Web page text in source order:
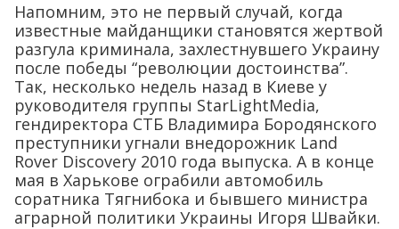
Напомним, это не первый случай, когда
известные майданщики становятся жертвой
разгула криминала, захлестнувшего Украину
после победы “революции достоинства”.
Так, несколько недель назад в Киеве у
руководителя группы StarLightMedia,
гендиректора СТБ Владимира Бородянского
преступники угнали внедорожник Land
Rover Discovery 2010 года выпуска. А в конце
мая в Харькове ограбили автомобиль
соратника Тягнибока и бывшего министра
аграрной политики Украины Игоря Швайки.